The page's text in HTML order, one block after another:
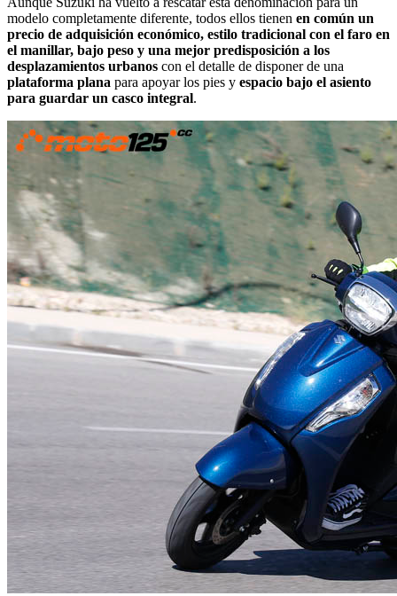
modelo completamente diferente, todos ellos tienen en común un
precio de adquisición económico, estilo tradicional con el faro en
el manillar, bajo peso y una mejor predisposición a los
desplazamientos urbanos con el detalle de disponer de una
plataforma plana para apoyar los pies y espacio bajo el asiento
para guardar un casco integral.